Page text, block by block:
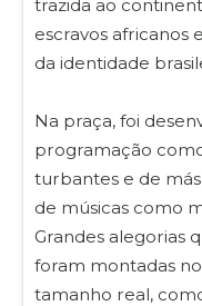
trazida ao
escravos africanos
da identidade
Na praça, foi
programação
turbantes e de
de músicas como
Grandes alegorias
foram montadas
tamanho real,